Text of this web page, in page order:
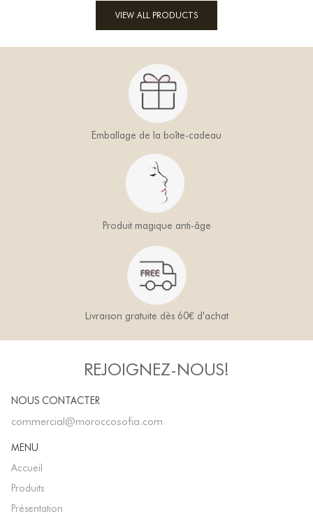
VIEW ALL PRODUCTS
Emballage de la boîte-cadeau
Produit magique anti-âge
Livraison gratuite dès 60€ d'achat
REJOIGNEZ-NOUS!
NOUS CONTACTER
commercial@moroccosofia.com
MENU
Accueil
Produits
Présentation